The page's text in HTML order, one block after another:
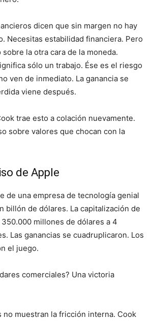
dicen que sin margen no hay
Necesitas estabilidad financiera. Pero
la otra cara de la moneda.
sólo un trabajo. Ése es el riesgo
ven de inmediato. La ganancia se
viene después.
trae esto a colación nuevamente.
sobre valores que chocan con la
de Apple
de una empresa de tecnología genial
billón de dólares. La capitalización de
millones de dólares a 4
Las ganancias se cuadruplicaron. Los
el juego.
comerciales? Una victoria
no muestran la fricción interna. Cook